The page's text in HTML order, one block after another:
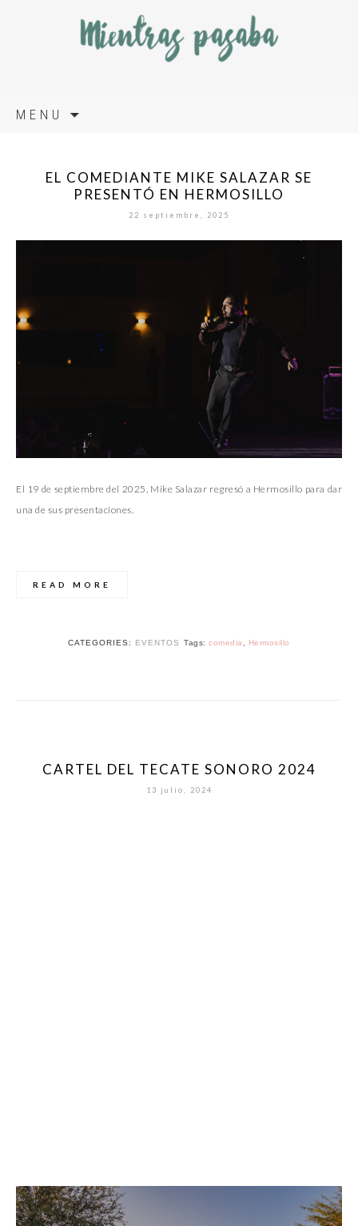
MENU
EL COMEDIANTE MIKE SALAZAR SE
PRESENTÓ EN HERMOSILLO
22 septiembre, 2025
El 19 de septiembre del 2025, Mike Salazar regresó a Hermosillo para dar
una de sus presentaciones.
READ MORE
CATEGORIES: EVENTOS Tags:comedia Hermosillo
CARTEL DEL TECATE SONORO 2024
13 julio, 2024